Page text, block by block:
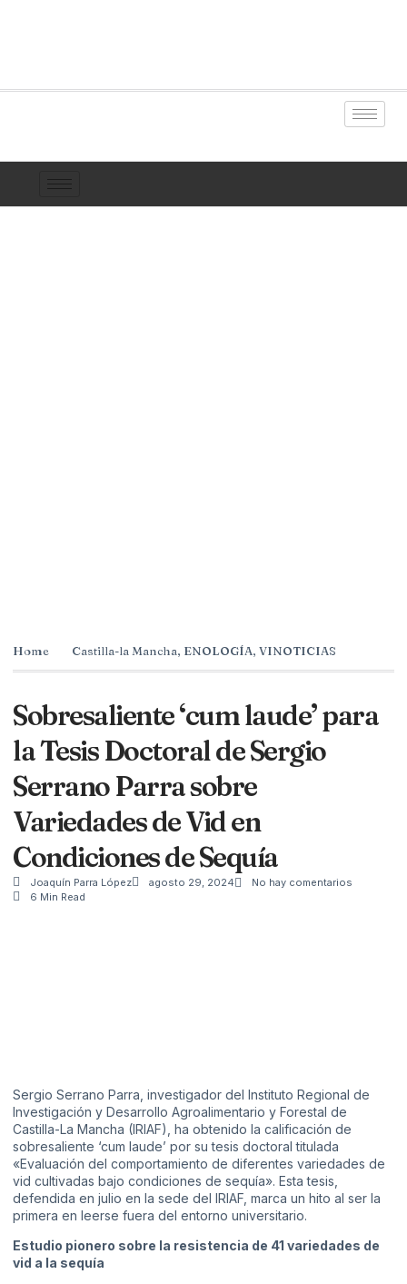
Home Castilla-la Mancha, ENOLOGÍA, VINOTICIAS
Sobresaliente ‘cum laude’ para
la Tesis Doctoral de Sergio
Serrano Parra sobre
Variedades de Vid en
Condiciones de Sequía
Joaquín Parra López agosto 29, 2024
No hay comentarios
6 Min Read
Sergio Serrano Parra, investigador del Instituto Regional de
Investigación y Desarrollo Agroalimentario y Forestal de
Castilla-La Mancha (IRIAF), ha obtenido la calificación de
sobresaliente ‘cum laude’ por su tesis doctoral titulada
«Evaluación del comportamiento de diferentes variedades de
vid cultivadas bajo condiciones de sequía». Esta tesis,
defendida en julio en la sede del IRIAF, marca un hito al ser la
primera en leerse fuera del entorno universitario.
Estudio pionero sobre la resistencia de 41 variedades de
vid a la sequía